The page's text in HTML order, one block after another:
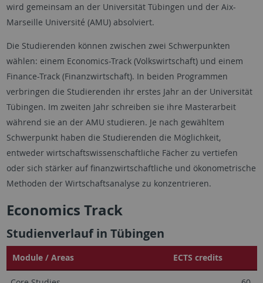
wird gemeinsam an der Universität Tübingen und der Aix-
Marseille Université (AMU) absolviert.
Die Studierenden können zwischen zwei Schwerpunkten
wählen: einem Economics-Track (Volkswirtschaft) und einem
Finance-Track (Finanzwirtschaft). In beiden Programmen
verbringen die Studierenden ihr erstes Jahr an der Universität
Tübingen. Im zweiten Jahr schreiben sie ihre Masterarbeit
während sie an der AMU studieren. Je nach gewähltem
Schwerpunkt haben die Studierenden die Möglichkeit,
entweder wirtschaftswissenschaftliche Fächer zu vertiefen
oder sich stärker auf finanzwirtschaftliche und ökonometrische
Methoden der Wirtschaftsanalyse zu konzentrieren.
Economics Track
Studienverlauf in Tübingen
Module / Areas ECTS credits